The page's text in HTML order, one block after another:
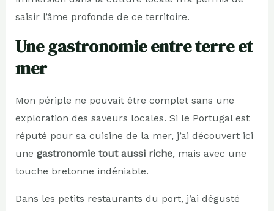
saisir l’âme profonde de ce territoire.
Une gastronomie entre terre et
mer
Mon périple ne pouvait être complet sans une
exploration des saveurs locales. Si le Portugal est
réputé pour sa cuisine de la mer, j’ai découvert ici
une gastronomie tout aussi riche, mais avec une
touche bretonne indéniable.
Dans les petits restaurants du port, j’ai dégusté